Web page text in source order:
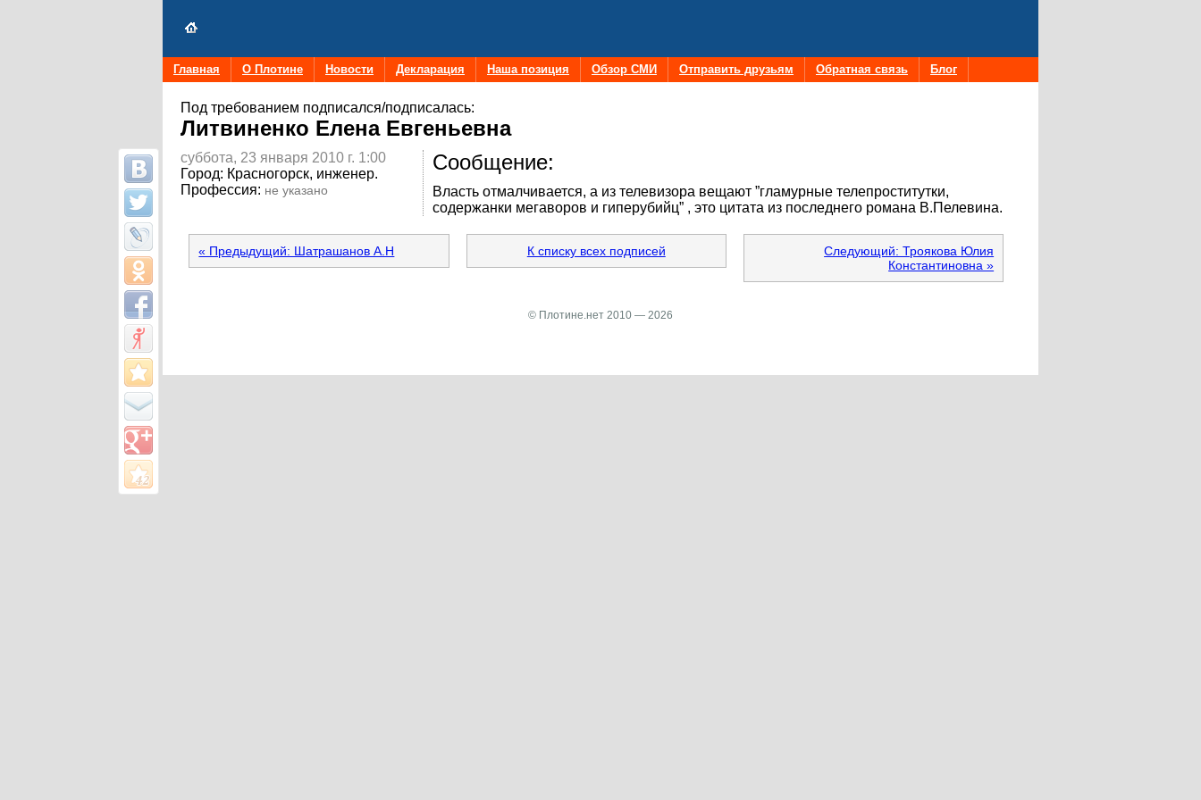
Главная О Плотине Новости Декларация Наша позиция Обзор СМИ Отправить друзьям Обратная связь Блог
Под требованием подписался/подписалась:
Литвиненко Елена Евгеньевна
Сообщение:
Власть отмалчивается, а из телевизора вещают ”гламурные телепроститутки,
содержанки мегаворов и гиперубийц” , это цитата из последнего романа В.Пелевина.
суббота, 23 января 2010 г. 1:00
Город: Красногорск, инженер.
Профессия: не указано
« Предыдущий: Шатрашанов А.Н К списку всех подписей
Следующий: Троякова Юлия
Константиновна »
© Плотине.нет 2010 — 2026